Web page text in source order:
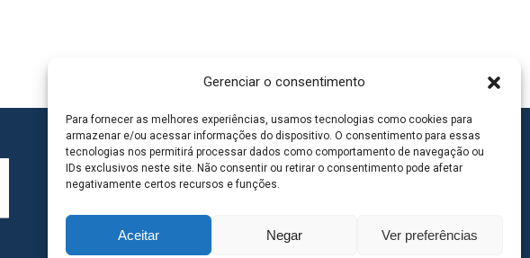
Gerenciar o consentimento
Para fornecer as melhores experiências, usamos tecnologias como cookies para
armazenar e/ou acessar informações do dispositivo. O consentimento para essas
tecnologias nos permitirá processar dados como comportamento de navegação ou
IDs exclusivos neste site. Não consentir ou retirar o consentimento pode afetar
negativamente certos recursos e funções.
Aceitar Negar Ver preferências